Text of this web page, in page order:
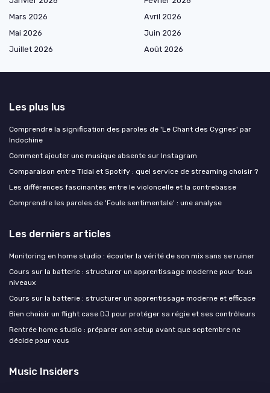
Mars 2026
Avril 2026
Mai 2026
Juin 2026
Juillet 2026
Août 2026
Les plus lus
Comprendre la signification des paroles de 'Le Chant des Cygnes' par
Indochine
Comment ajouter une musique absente sur Instagram
Comparaison entre Tidal et Spotify : quel service de streaming choisir ?
Les différences fascinantes entre le violoncelle et la contrebasse
Comprendre les paroles de 'Foule sentimentale' : une analyse
Les derniers articles
Monitoring en home studio : écouter la vérité de son mix sans se ruiner
Cours sur la batterie : structurer un apprentissage moderne pour tous
niveaux
Cours sur la batterie : structurer un apprentissage moderne et efficace
Bien choisir un flight case DJ pour protéger sa régie et ses contrôleurs
Rentrée home studio : préparer son setup avant que septembre ne
décide pour vous
Music Insiders